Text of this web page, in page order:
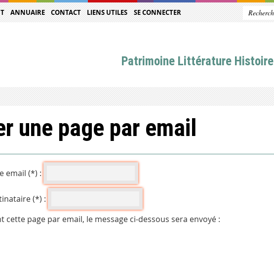
ANNUAIRE CONTACT LIENS UTILES SE CONNECTER
Patrimoine Littérature Histoire
une page par email
email (*) :
(*) :
cette page par email, le message ci-dessous sera envoyé :